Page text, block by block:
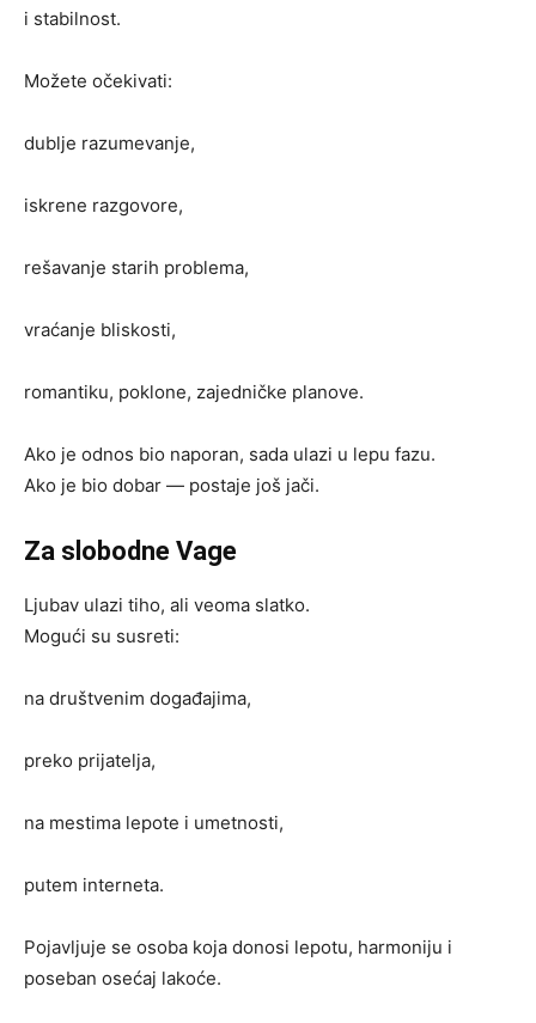
i stabilnost.
Možete očekivati:
dublje razumevanje,
iskrene razgovore,
rešavanje starih problema,
vraćanje bliskosti,
romantiku, poklone, zajedničke planove.
Ako je odnos bio naporan, sada ulazi u lepu fazu.
Ako je bio dobar — postaje još jači.
Za slobodne Vage
Ljubav ulazi tiho, ali veoma slatko.
Mogući su susreti:
na društvenim događajima,
preko prijatelja,
na mestima lepote i umetnosti,
putem interneta.
Pojavljuje se osoba koja donosi lepotu, harmoniju i
poseban osećaj lakoće.